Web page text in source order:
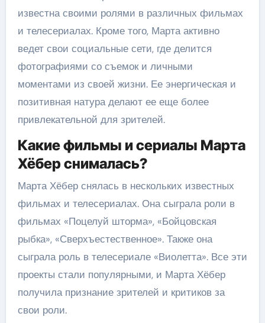
известна своими ролями в различных фильмах
и телесериалах. Кроме того, Марта активно
ведет свои социальные сети, где делится
фотографиями со съемок и личными
моментами из своей жизни. Ее энергическая и
позитивная натура делают ее еще более
привлекательной для зрителей.
Какие фильмы и сериалы Марта
Хёбер снималась?
Марта Хёбер снялась в нескольких известных
фильмах и телесериалах. Она сыграла роли в
фильмах «Поцелуй шторма», «Бойцовская
рыбка», «Сверхъестественное». Также она
сыграла роль в телесериале «Виолетта». Все эти
проекты стали популярными, и Марта Хёбер
получила признание зрителей и критиков за
свои роли.